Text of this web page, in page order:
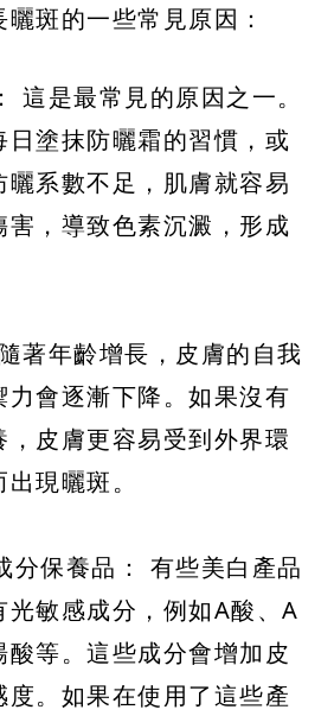
斑的一些常見原因：
這是最常見的原因之一。
塗抹防曬霜的習慣，或
系數不足，肌膚就容易
害，導致色素沉澱，形成
著年齡增長，皮膚的自我
會逐漸下降。如果沒有
皮膚更容易受到外界環
現曬斑。
分保養品： 有些美白產品
敏感成分，例如A酸、A
等。這些成分會增加皮
度。如果在使用了這些產